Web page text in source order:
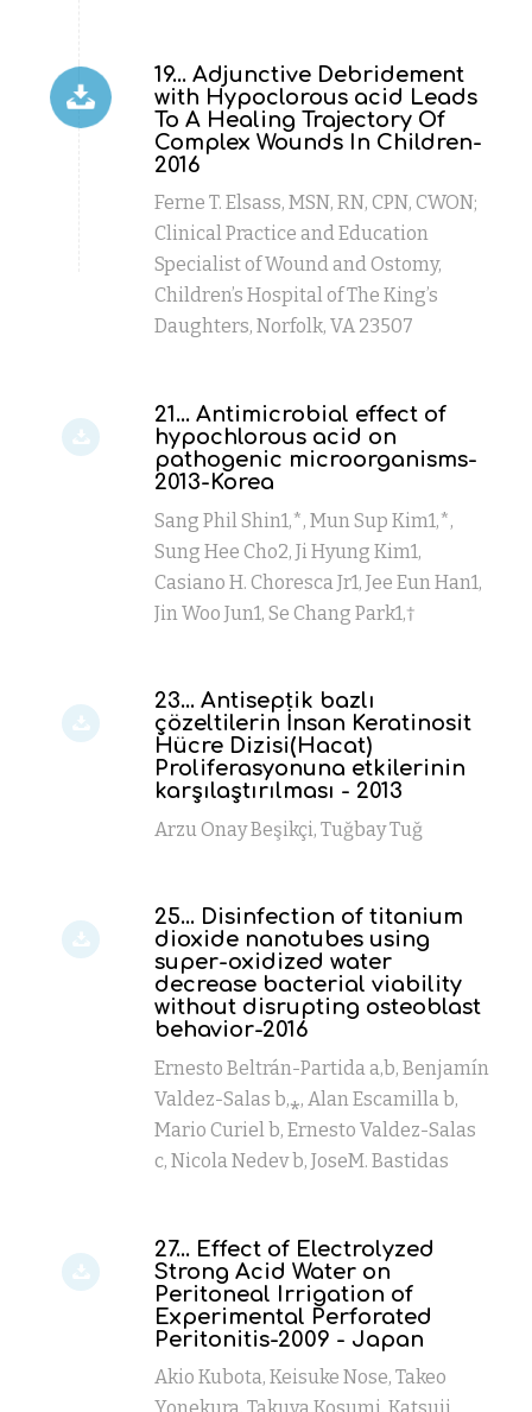
19... Adjunctive Debridement
with Hypoclorous acid Leads
To A Healing Trajectory Of
Complex Wounds In Children-
2016
Ferne T. Elsass, MSN, RN, CPN, CWON;
Clinical Practice and Education
Specialist of Wound and Ostomy,
Children’s Hospital of The King’s
Daughters, Norfolk, VA 23507
21... Antimicrobial effect of
hypochlorous acid on
pathogenic microorganisms-
2013-Korea
Sang Phil Shin1,*, Mun Sup Kim1,*,
Sung Hee Cho2, Ji Hyung Kim1,
Casiano H. Choresca Jr1, Jee Eun Han1,
Jin Woo Jun1, Se Chang Park1,†
23... Antiseptik bazlı
çözeltilerin İnsan Keratinosit
Hücre Dizisi(Hacat)
Proliferasyonuna etkilerinin
karşılaştırılması - 2013
Arzu Onay Beşikçi, Tuğbay Tuğ
25... Disinfection of titanium
dioxide nanotubes using
super-oxidized water
decrease bacterial viability
without disrupting osteoblast
behavior-2016
Ernesto Beltrán-Partida a,b, Benjamín
Valdez-Salas b,⁎, Alan Escamilla b,
Mario Curiel b, Ernesto Valdez-Salas
c, Nicola Nedev b, JoseM. Bastidas
27... Effect of Electrolyzed
Strong Acid Water on
Peritoneal Irrigation of
Experimental Perforated
Peritonitis-2009 - Japan
Akio Kubota, Keisuke Nose, Takeo